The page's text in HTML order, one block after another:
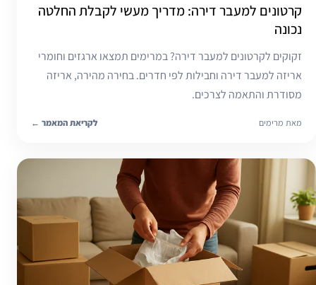
קרטונים למעבר דירה: מדריך מעשי לקבלת החלטה
נכונה
זקוקים לקרטונים למעבר דירה? במרימים תמצאו ארגזים וחומרי
אריזה למעבר דירה וחבילות לפי חדרים. בחירה מהירה, אריזה
מסודרת והתאמה לצרכים.
מאת מרימים לקריאת המאמר ←